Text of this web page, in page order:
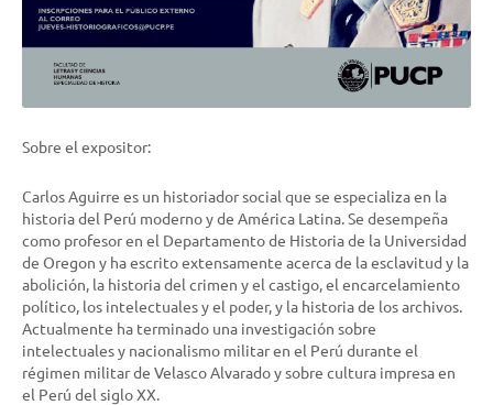
Sobre el expositor:
Carlos Aguirre es un historiador social que se especializa en la
historia del Perú moderno y de América Latina. Se desempeña
como profesor en el Departamento de Historia de la Universidad
de Oregon y ha escrito extensamente acerca de la esclavitud y la
abolición, la historia del crimen y el castigo, el encarcelamiento
político, los intelectuales y el poder, y la historia de los archivos.
Actualmente ha terminado una investigación sobre
intelectuales y nacionalismo militar en el Perú durante el
régimen militar de Velasco Alvarado y sobre cultura impresa en
el Perú del siglo XX.